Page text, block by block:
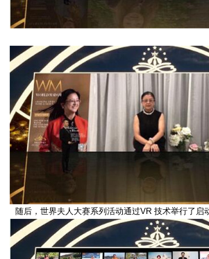
随后，世界夫人大赛系列活动通过VR 技术举行了启